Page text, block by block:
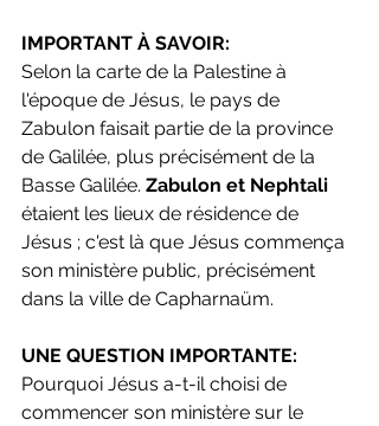
IMPORTANT À SAVOIR:
Selon la carte de la Palestine à
l'époque de Jésus, le pays de
Zabulon faisait partie de la province
de Galilée, plus précisément de la
Basse Galilée. Zabulon et Nephtali
étaient les lieux de résidence de
Jésus ; c'est là que Jésus commença
son ministère public, précisément
dans la ville de Capharnaüm.
UNE QUESTION IMPORTANTE:
Pourquoi Jésus a-t-il choisi de
commencer son ministère sur le